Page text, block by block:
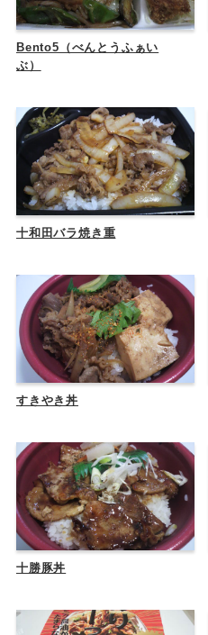
Bento5（べんとうふぁい
ぶ）
十和田バラ焼き重
すきやき丼
十勝豚丼